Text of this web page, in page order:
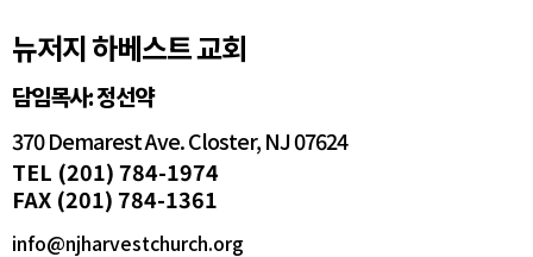
뉴저지 하베스트 교회
담임목사: 정선약
370 Demarest Ave. Closter, NJ 07624
TEL (201) 784-1974
FAX (201) 784-1361
info@njharvestchurch.org